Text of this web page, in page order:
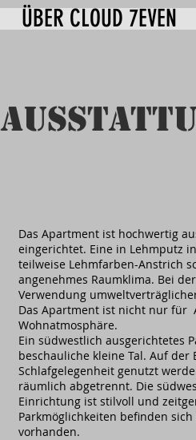
ÜBER CLOUD 7EVEN
Das Apartment ist hochwertig
eingerichtet. Eine in Lehmputz
teilweise Lehmfarben-Anstrich
angenehmes Raumklima. Bei
Verwendung
Das Apartment ist nicht nur für
Wohnatmosphäre.
Ein südwestlich ausgerichtetes
beschauliche kleine Tal. Auf
Schlafgelegenheit genutzt
räumlich abgetrennt. Die
Einrichtung ist stilvoll und
Parkmöglichkeiten befinden
vorhanden.